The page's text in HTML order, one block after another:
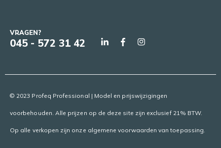
VRAGEN?
045 - 572 31 42
© 2023 Profeq Professional | Model en prijswijzigingen
voorbehouden. Alle prijzen op de deze site zijn exclusief 21% BTW.
Op alle verkopen zijn onze algemene voorwaarden van toepassing.